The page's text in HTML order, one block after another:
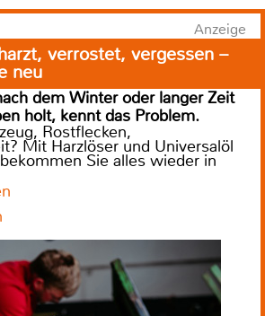
Anzeige
verrostet, vergessen –
neu
dem Winter oder langer Zeit
holt, kennt das Problem.
Rostflecken,
Mit Harzlöser und Universalöl
Sie alles wieder in